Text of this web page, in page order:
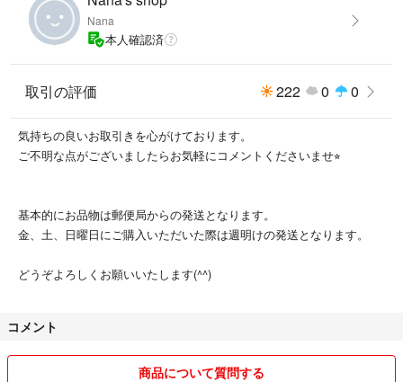
Nana
本人確認済
取引の評価 222 0 0
気持ちの良いお取引きを心がけております。
ご不明な点がございましたらお気軽にコメントくださいませ⭐︎
基本的にお品物は郵便局からの発送となります。
金、土、日曜日にご購入いただいた際は週明けの発送となります。
どうぞよろしくお願いいたします(^^)
コメント
商品について質問する